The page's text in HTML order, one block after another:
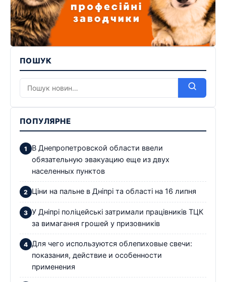
ПОШУК
ПОПУЛЯРНЕ
В Днепропетровской области ввели
обязательную эвакуацию еще из двух
населенных пунктов
Ціни на пальне в Дніпрі та області на 16 липня
У Дніпрі поліцейські затримали працівників ТЦК
за вимагання грошей у призовників
Для чего используются облепиховые свечи:
показания, действие и особенности
применения